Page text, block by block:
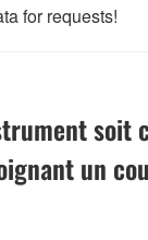
for requests!
soit
un